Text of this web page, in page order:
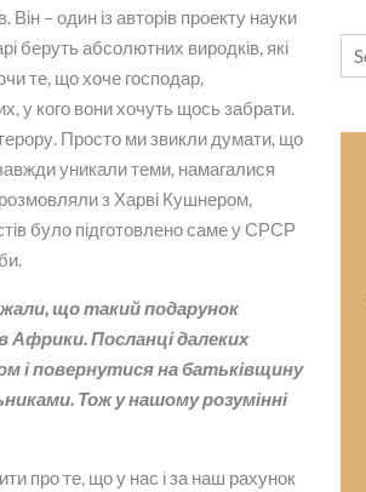
– один із авторів проекту науки
беруть абсолютних виродків, які
те, що хоче господар,
у кого вони хочуть щось забрати.
Просто ми звикли думати, що
уникали теми, намагалися
з Харві Кушнером,
було підготовлено саме у СРСР
що такий подарунок
Африки. Посланці далеких
і повернутися на батьківщину
Тож у нашому розумінні
про те, що у нас і за наш рахунок